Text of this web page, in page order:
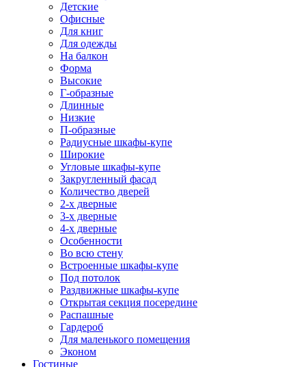
Детские
Офисные
Для книг
Для одежды
На балкон
Форма
Высокие
Г-образные
Длинные
Низкие
П-образные
Радиусные шкафы-купе
Широкие
Угловые шкафы-купе
Закругленный фасад
Количество дверей
2-х дверные
3-х дверные
4-х дверные
Особенности
Во всю стену
Встроенные шкафы-купе
Под потолок
Раздвижные шкафы-купе
Открытая секция посередине
Распашные
Гардероб
Для маленького помещения
Эконом
Гостиные